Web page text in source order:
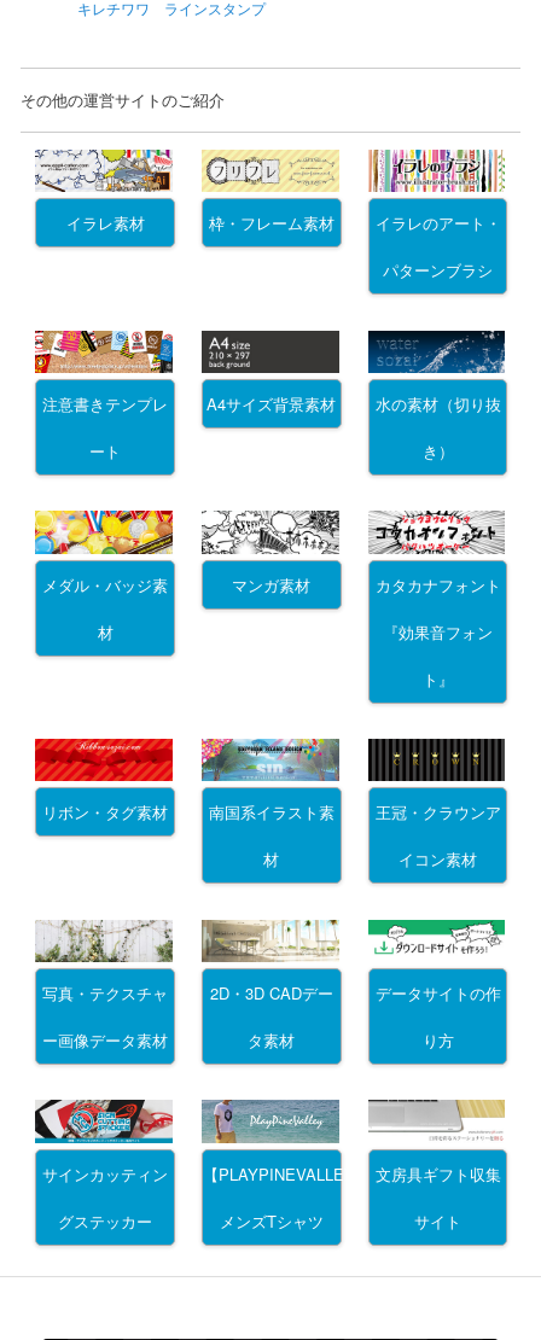
キレチワワ ラインスタンプ
その他の運営サイトのご紹介
イラレ素材 枠・フレーム素材 イラレのアート・
パターンブラシ
注意書きテンプレ
ート
A4サイズ背景素材 水の素材（切り抜
き）
メダル・バッジ素
材
マンガ素材 カタカナフォント
『効果音フォン
ト』
リボン・タグ素材 南国系イラスト素
材
王冠・クラウンア
イコン素材
写真・テクスチャ
ー画像データ素材
2D・3D CADデー
タ素材
データサイトの作
り方
サインカッティン
グステッカー
【PLAYPINEVALLEY】
メンズTシャツ
文房具ギフト収集
サイト